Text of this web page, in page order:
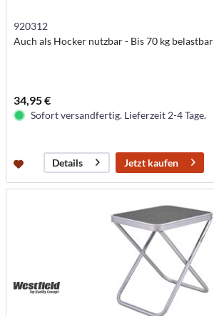
920312
Auch als Hocker nutzbar - Bis 70 kg belastbar
34,95 €
Sofort versandfertig. Lieferzeit 2-4 Tage.
Details Jetzt kaufen